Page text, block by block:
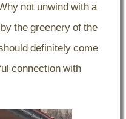
not unwind with a
the greenery of the
definitely come
connection with